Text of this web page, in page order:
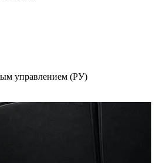
управлением (РУ)